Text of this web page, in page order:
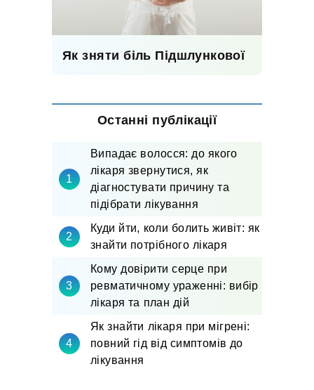
Як зняти біль Підшлункової
Останні публікації
Випадає волосся: до якого
лікаря звернутися, як
діагностувати причину та
підібрати лікування
Куди йти, коли болить живіт: як
знайти потрібного лікаря
Кому довірити серце при
ревматичному ураженні: вибір
лікаря та план дій
Як знайти лікаря при мігрені:
повний гід від симптомів до
лікування